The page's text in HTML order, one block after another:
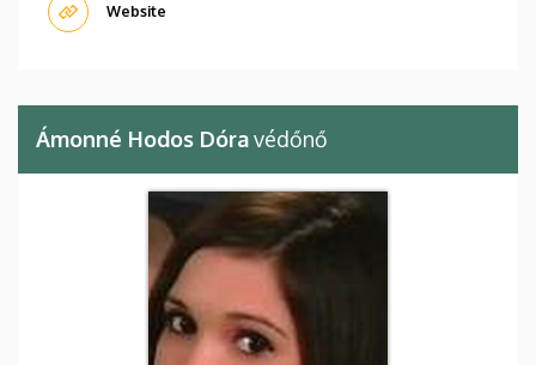
Website
Ámonné Hodos Dóravédőnő